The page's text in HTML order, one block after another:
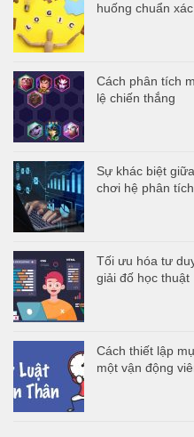
huống chuẩn xác
Cách phân tích
lệ chiến thắng
Sự khác biệt
chơi hệ phân
Tối ưu hóa tư
giải đố học thuật
Cách thiết lập
một vận động